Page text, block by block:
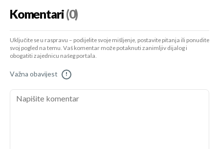
Komentari(0)
Uključite se u raspravu – podijelite svoje mišljenje, postavite pitanja ili ponudite
svoj pogled na temu. Vaš komentar može potaknuti zanimljiv dijalog i
obogatiti zajednicu našeg portala.
Važna obavijest !